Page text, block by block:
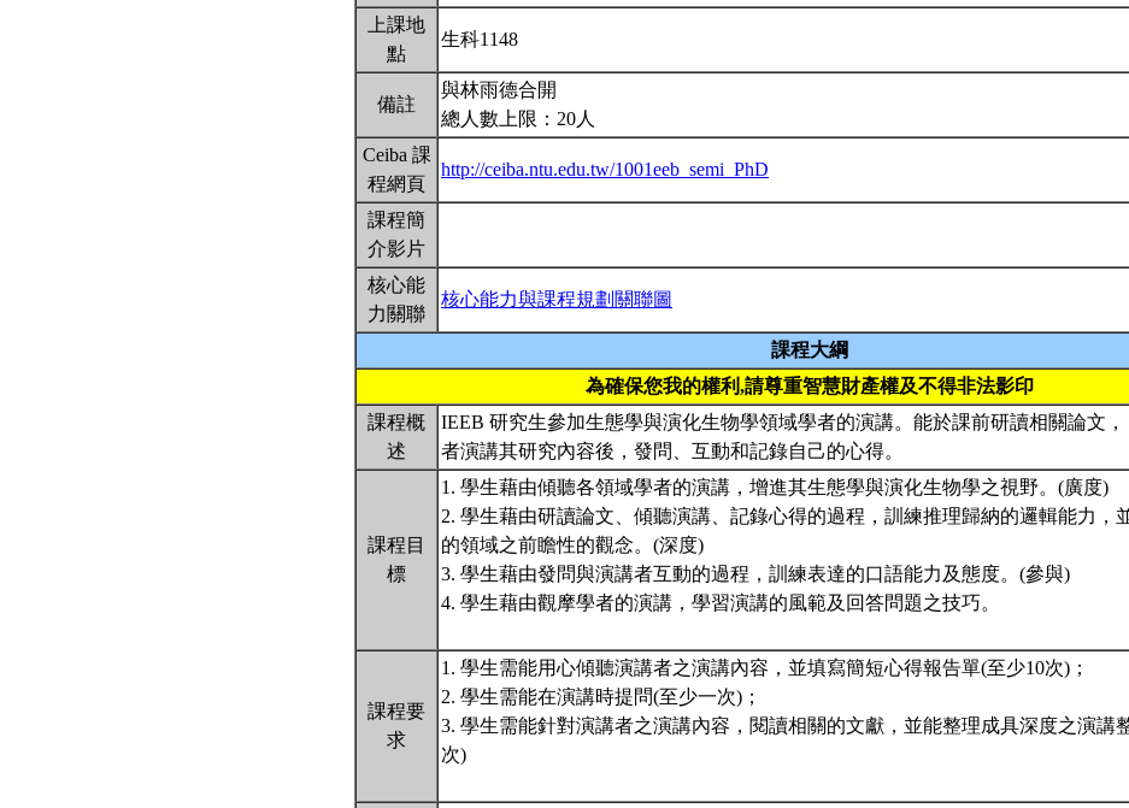
上課地
點
生科1148
備註
與林雨德合開
總人數上限：20人
Ceiba 課
程網頁
http://ceiba.ntu.edu.tw/1001eeb_semi_PhD
課程簡
介影片
核心能
力關聯
核心能力與課程規劃關聯圖
課程大綱
為確保您我的權利,請尊重智慧財產權及不得非法影印
課程概
述
IEEB 研究生參加生態學與演化生物學領域學者的演講。能於課前研讀相關論文
者演講其研究內容後，發問、互動和記錄自己的心得。
課程目
標
1. 學生藉由傾聽各領域學者的演講，增進其生態學與演化生物學之視野。(廣度)
2. 學生藉由研讀論文、傾聽演講、記錄心得的過程，訓練推理歸納的邏輯能力，
的領域之前瞻性的觀念。(深度)
3. 學生藉由發問與演講者互動的過程，訓練表達的口語能力及態度。(參與)
4. 學生藉由觀摩學者的演講，學習演講的風範及回答問題之技巧。
課程要
求
1. 學生需能用心傾聽演講者之演講內容，並填寫簡短心得報告單(至少10次)；
2. 學生需能在演講時提問(至少一次)；
3. 學生需能針對演講者之演講內容，閱讀相關的文獻，並能整理成具深度之演講
次)